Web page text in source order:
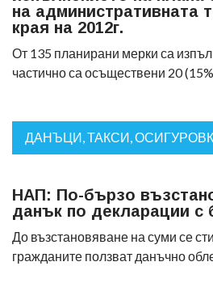
на административната
края на 2012г.
От 135 планирани мерки са
частично са осъществени 20
ДАНЪЦИ, ТАКСИ,
НАП: По-бързо
данък по декларации с
До възстановяване на суми се
гражданите ползват данъчно